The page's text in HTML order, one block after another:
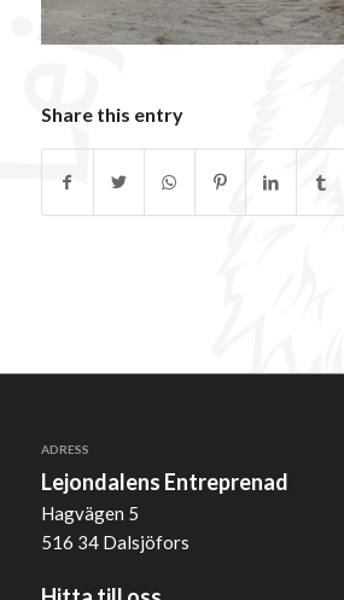
Share this entry
ADRESS
Lejondalens Entreprenad
Hagvägen 5
516 34 Dalsjöfors